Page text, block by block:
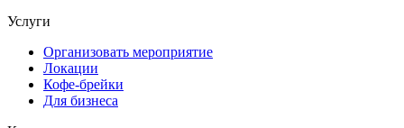
Услуги
Организовать мероприятие
Локации
Кофе-брейки
Для бизнеса